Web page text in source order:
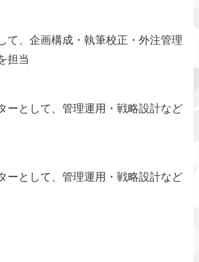
て、企画構成・執筆校正・外注管理
担当
ーとして、管理運用・戦略設計など
ーとして、管理運用・戦略設計など